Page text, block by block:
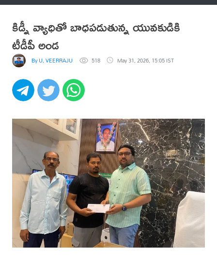
కిడ్నీ వ్యాధితో బాధపడుతున్న యువకుడికి
టీడీపీ అండ
By U, VEERRAJU 518 May 31, 2026, 15:05 IST